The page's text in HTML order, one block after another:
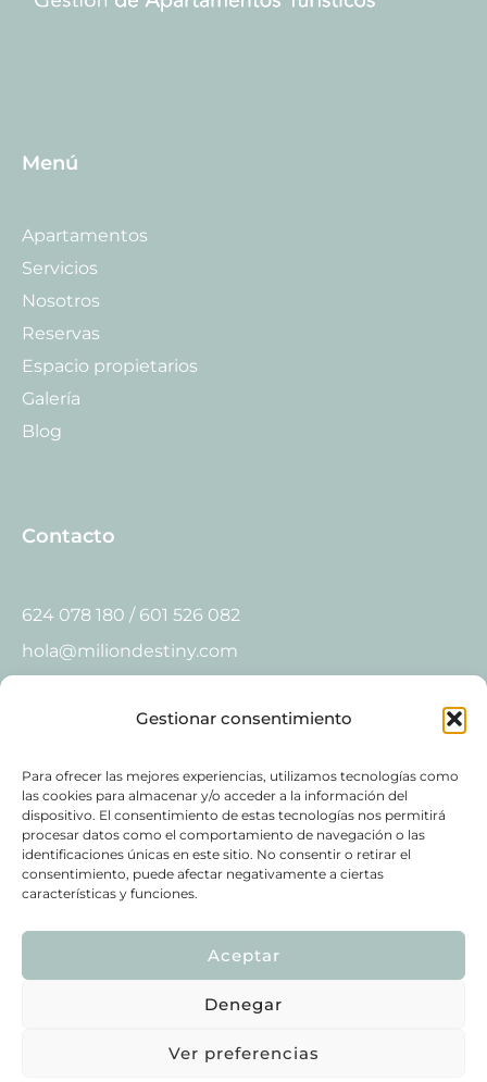
Gestionar consentimiento
Para ofrecer las mejores experiencias, utilizamos tecnologías como
las cookies para almacenar y/o acceder a la información del
dispositivo. El consentimiento de estas tecnologías nos permitirá
procesar datos como el comportamiento de navegación o las
identificaciones únicas en este sitio. No consentir o retirar el
consentimiento, puede afectar negativamente a ciertas
características y funciones.
Aceptar
Denegar
Ver preferencias
Menú
Apartamentos
Servicios
Nosotros
Reservas
Espacio propietarios
Galería
Blog
Contacto
624 078 180 / 601 526 082
hola@miliondestiny.com
Política de privacidadAviso Legal
Política de Cookies
Política de privacidad y protección de datos
Copyright © 2026 Milion Destiny. Gestión Integral de
Apartamentos.